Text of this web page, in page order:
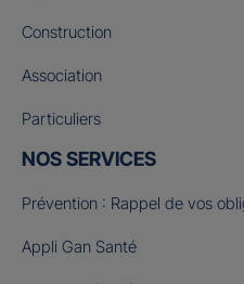
Construction
Association
Particuliers
NOS SERVICES
Prévention : Rappel de vos
Appli Gan Santé